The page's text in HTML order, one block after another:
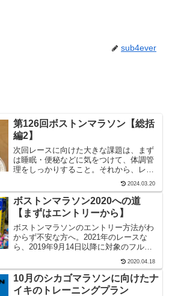
sub4ever
第126回ボストンマラソン【総括
編2】￼
次回レースに向けた大きな課題は、まず
は睡眠・便秘などに気をつけて、体調管
理をしっかりすること。それから、レー
ス前の給食の量やタイミングを再検討す
ること。漢方や痛み止めを飲むなど、脚
攣り予防と対策を心がけ、レース中のジ
ェル補給を忘れないこと。
2024.03.20
ボストンマラソン2020への道
【まずはエントリーから】
ボストンマラソンのエントリー方法がわ
からず不安な方へ。2021年のレースな
ら、2019年9月14日以降に対象のフルマ
ラソンで基準タイムを満たせば、エント
リー期間内に申請できます。実際に2020
年にエントリーした体験を元に、方法を
紹介します。
2020.04.18
10月のシカゴマラソンに向けたナ
イキのトレーニングプラン